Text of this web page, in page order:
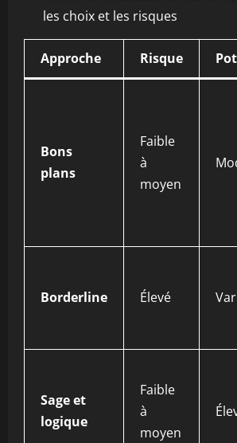
les choix et les risques
Approche Risque
Bons
plans
Faible
à
moyen
Borderline Élevé
Sage et
logique
Faible
à
moyen